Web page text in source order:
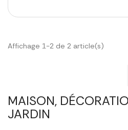
MAISON,
JARDIN
Affichage 1-2 de 2 article(s)